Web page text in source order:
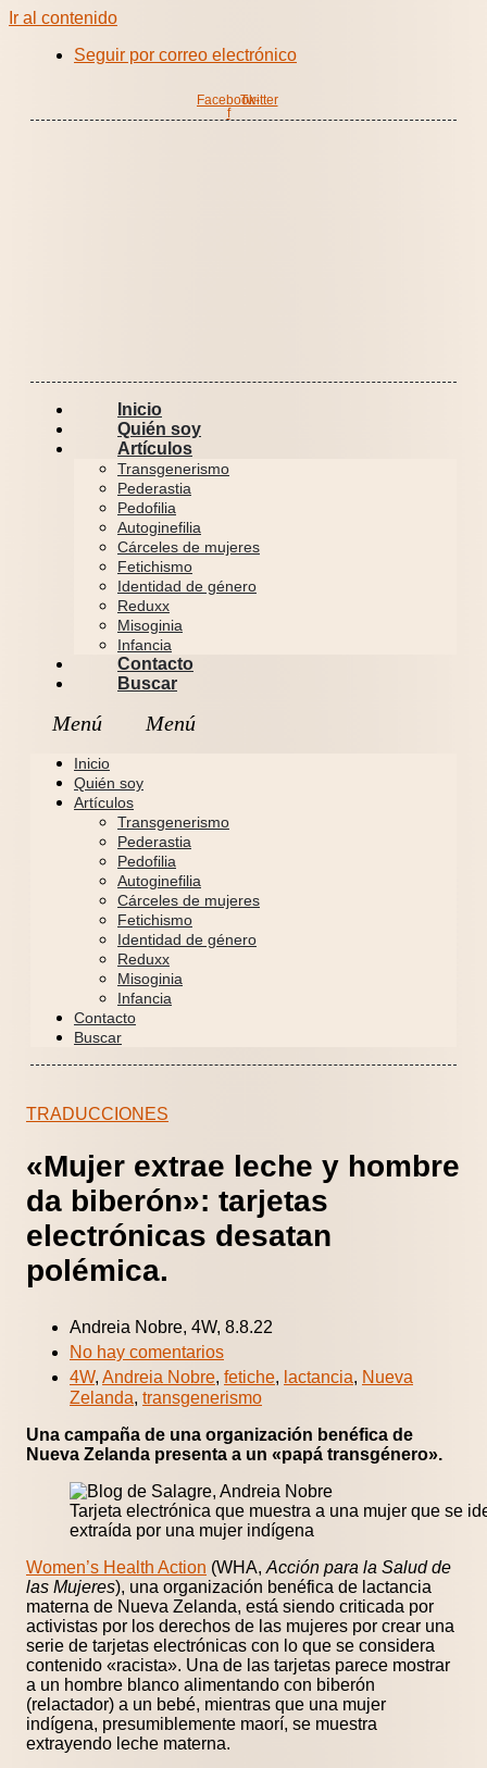
Ir al contenido
Seguir por correo electrónico
Facebook-
f
Twitter
Inicio
Quién soy
Artículos
Transgenerismo
Pederastia
Pedofilia
Autoginefilia
Cárceles de mujeres
Fetichismo
Identidad de género
Reduxx
Misoginia
Infancia
Contacto
Buscar
Inicio
Quién soy
Artículos
Transgenerismo
Pederastia
Pedofilia
Autoginefilia
Cárceles de mujeres
Fetichismo
Identidad de género
Reduxx
Misoginia
Infancia
Contacto
Buscar
TRADUCCIONES
«Mujer extrae leche y hombre
da biberón»: tarjetas
electrónicas desatan
polémica.
Andreia Nobre, 4W, 8.8.22
No hay comentarios
4W, Andreia Nobre, fetiche, lactancia, Nueva
Zelanda, transgenerismo
Una campaña de una organización benéfica de
Nueva Zelanda presenta a un «papá transgénero».
Tarjeta electrónica que muestra a una mujer que se
extraída por una mujer indígena
Women’s Health Action (WHA,Acción para la Salud de
las Mujeres), una organización benéfica de lactancia
materna de Nueva Zelanda, está siendo criticada por
activistas por los derechos de las mujeres por crear una
serie de tarjetas electrónicas con lo que se considera
contenido «racista». Una de las tarjetas parece mostrar
a un hombre blanco alimentando con biberón
(relactador) a un bebé, mientras que una mujer
indígena, presumiblemente maorí, se muestra
extrayendo leche materna.